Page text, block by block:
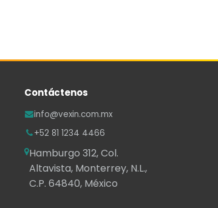
Contáctenos
info@vexin.com.mx
+52 81 1234 4466
Hamburgo 312, Col.
Altavista, Monterrey, N.L.,
C.P. 64840, México